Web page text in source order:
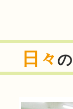
日々 の